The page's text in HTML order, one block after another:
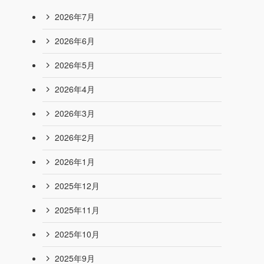
2026年7月
2026年6月
2026年5月
2026年4月
2026年3月
2026年2月
2026年1月
2025年12月
2025年11月
2025年10月
2025年9月